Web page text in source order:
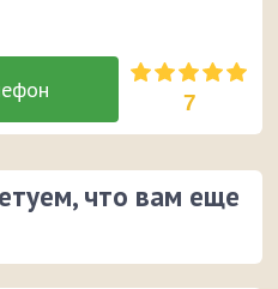
7
что вам еще